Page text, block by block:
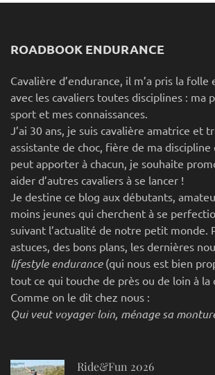
ROADBOOK ENDURANCE
Cavalière d’endurance, il m’a pris la
avec les cavaliers toutes disciplines : ma
sport et mes connaissances.
J’ai 30 ans, je suis cavalière amatrice et
assistante de choc, fière de ma discipline
peut apporter à chacun, je souhaite
aider d’autres cavaliers à se lancer !
Je destine ce blog aux débutants,
moins jeunes qui cherchent à se
suivant l’actualité de notre petit monde.
astuces, des bons plans, les dernières
lifestyle endurance(qui nous est bien
tout ce qui touche de près ou de loin à la
Comme on le dit chez nous :
Qui veut voyager loin, ménage sa
Ride&Fun 2026